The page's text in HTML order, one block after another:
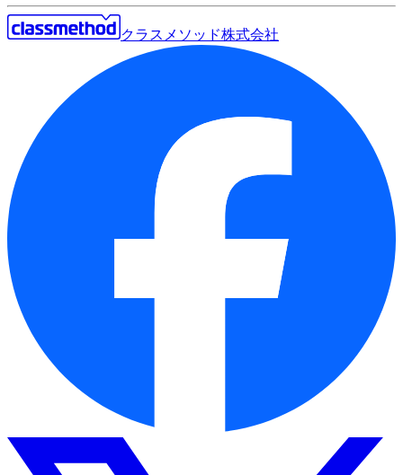
クラスメソッド株式会社